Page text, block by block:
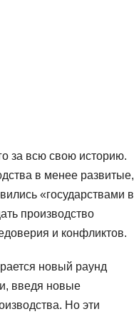
за всю свою историю.
в менее развитые,
«государствами в
производство
и конфликтов.
новый раунд
введя новые
Но эти